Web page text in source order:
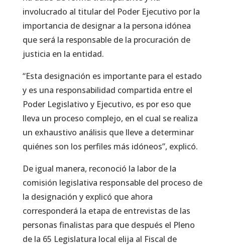
involucrado al titular del Poder Ejecutivo por la
importancia de designar a la persona idónea
que será la responsable de la procuración de
justicia en la entidad.
“Esta designación es importante para el estado
y es una responsabilidad compartida entre el
Poder Legislativo y Ejecutivo, es por eso que
lleva un proceso complejo, en el cual se realiza
un exhaustivo análisis que lleve a determinar
quiénes son los perfiles más idóneos”, explicó.
De igual manera, reconoció la labor de la
comisión legislativa responsable del proceso de
la designación y explicó que ahora
corresponderá la etapa de entrevistas de las
personas finalistas para que después el Pleno
de la 65 Legislatura local elija al Fiscal de